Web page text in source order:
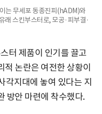
는 무세포 동종진피(hADM)와
래 스킨부스터로, 모공·피부결·
터 제품이 인기를 끌고
논란은 여전한 상황이
각지대에 놓여 있다는 지
방안 마련에 착수했다.